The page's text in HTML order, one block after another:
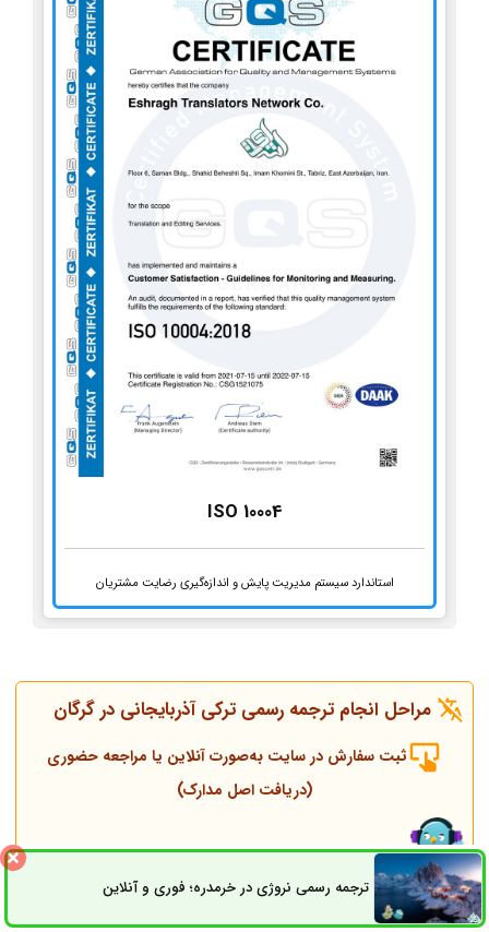
ISO 10004
استاندارد سیستم مدیریت پایش و اندازه‌گیری رضایت مشتریان
مراحل انجام ترجمه رسمی ترکی آذربایجانی در گرگان
ثبت سفارش در سایت به‌صورت آنلاین یا مراجعه حضوری
(دریافت اصل مدارک)
تماس همکاران و مشاوره قبل از انجام ترجمه
انجام ترجمه، مهر و پلمپ توسط مترجم رسمی
ترجمه رسمی نروژی در خرمدره؛ فوری و آنلاینثبت سفارش راه های ارتباطی